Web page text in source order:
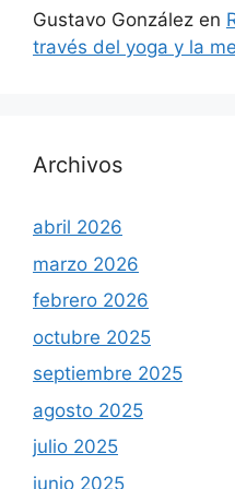
Gustavo González en
través del yoga y la
Archivos
abril 2026
marzo 2026
febrero 2026
octubre 2025
septiembre 2025
agosto 2025
julio 2025
junio 2025